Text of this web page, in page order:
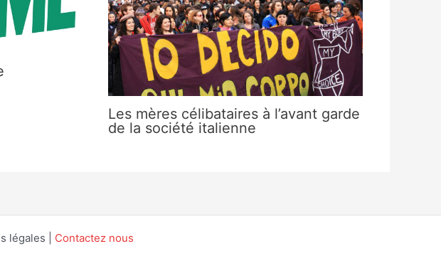
Les mères célibataires à l’avant garde
de la société italienne
légales | Contactez nous